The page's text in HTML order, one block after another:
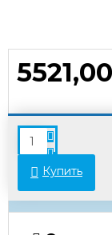
Купить
В связи с
некоторых
указанной на